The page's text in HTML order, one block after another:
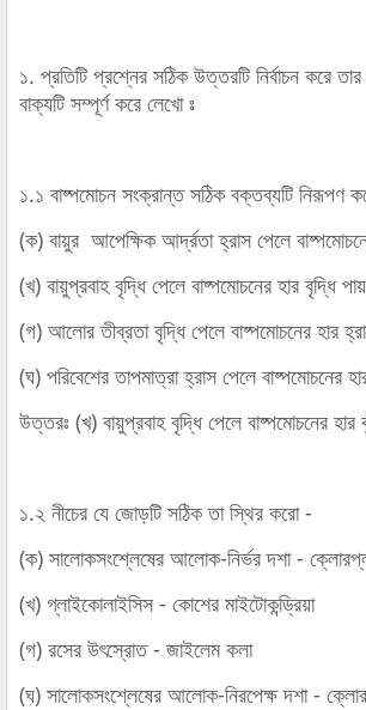
১. প্রতিটি প্রশ্নের সঠিক উত্তরটি নির্বাচন করে
বাক্যটি সম্পূর্ণ করে লেখো ঃ
১.১ বাষ্পমোচন সংক্রান্ত সঠিক বক্তব্যটি নিরূপণ
(ক) বায়ুর আপেক্ষিক আর্দ্রতা হ্রাস পেলে
(খ) বায়ুপ্রবাহ বৃদ্ধি পেলে বাষ্পমোচনের হার বৃদ্ধি পায়
(গ) আলোর তীব্রতা বৃদ্ধি পেলে বাষ্পমোচনের হার
(ঘ) পরিবেশের তাপমাত্রা হ্রাস পেলে বাষ্পমোচনের
উত্তরঃ (খ) বায়ুপ্রবাহ বৃদ্ধি পেলে বাষ্পমোচনের হার
১.২ নীচের যে জোড়টি সঠিক তা স্থির করো -
(ক) সালোকসংশ্লেষের আলোক-নির্ভর দশা -
(খ) গ্লাইকোলাইসিস - কোশের মাইটোকন্ড্রিয়া
(গ) রসের উৎস্রোত - জাইলেম কলা
(ঘ) সালোকসংশ্লেষের আলোক-নিরপেক্ষ দশা -